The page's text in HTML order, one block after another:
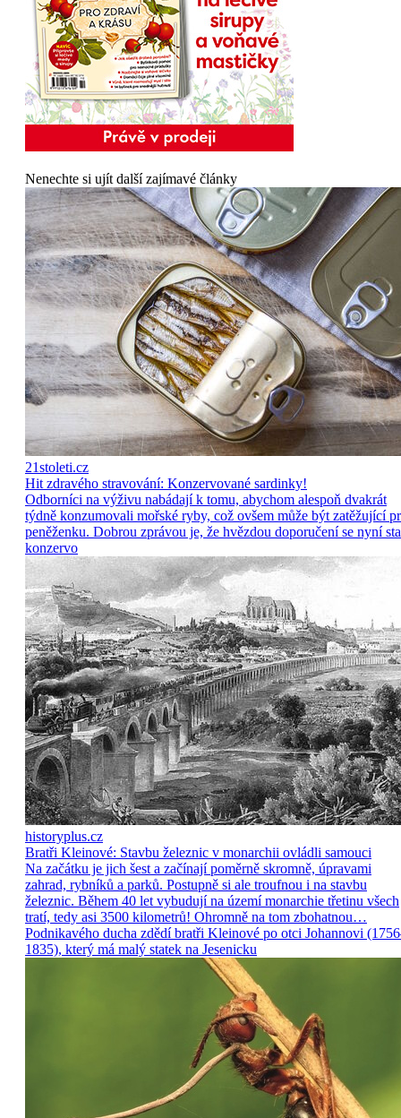
Nenechte si ujít další zajímavé články
21stoleti.cz
Hit zdravého stravování: Konzervované sardinky!
Odborníci na výživu nabádají k tomu, abychom alespoň dvakrát
týdně konzumovali mořské ryby, což ovšem může být zatěžující
peněženku. Dobrou zprávou je, že hvězdou doporučení se nyní
konzervo
historyplus.cz
Bratři Kleinové: Stavbu železnic v monarchii ovládli samouci
Na začátku je jich šest a začínají poměrně skromně, úpravami
zahrad, rybníků a parků. Postupně si ale troufnou i na stavbu
železnic. Během 40 let vybudují na území monarchie třetinu všech
tratí, tedy asi 3500 kilometrů! Ohromně na tom zbohatnou…
Podnikavého ducha zdědí bratři Kleinové po otci Johannovi
1835), který má malý statek na Jesenicku